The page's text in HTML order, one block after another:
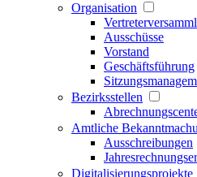
Organisation
Ausschüsse
Vorstand
Geschäftsführung
Bezirksstellen
Amtliche
Ausschreibungen
Digitalisierungsprojekte